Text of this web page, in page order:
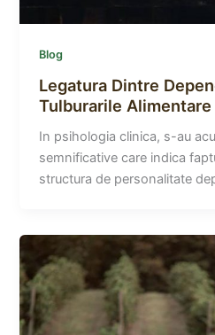
Blog
Legatura Dintre
Tulburarile Alimentare
In psihologia clinica, s-au
semnificative care indica
structura de personalitate